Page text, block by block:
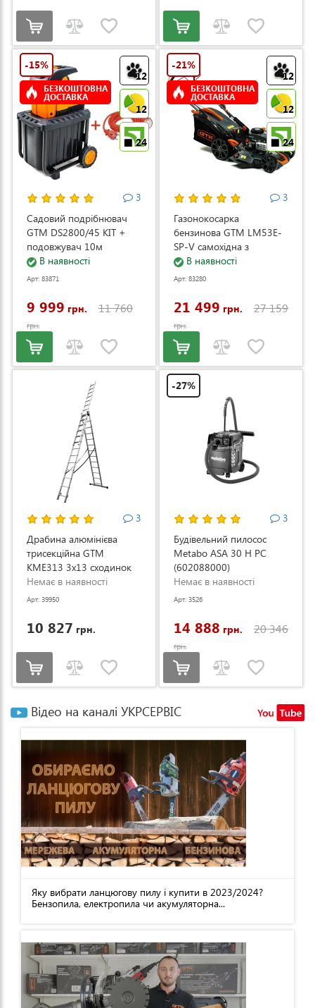
12
12
24
-15%
БЕЗКОШТОВНА
ДОСТАВКА
3
Садовий подрібнювач
GTM DS2800/45 KIT +
подовжувач 10м
(DS2800/45_KIT+ext.cord)
В наявності
Арт: 83871
9 999 грн. 11 760
грн.
12
12
24
-21%
БЕЗКОШТОВНА
ДОСТАВКА
3
Газонокосарка
бензинова GTM LM53E-
SP-V самохідна з
електростартером та
регулюванням швидкості
В наявності
Арт: 83280
21 499 грн. 27 159
грн.
3
Драбина алюмінієва
трисекційна GTM
KME313 3x13 сходинок
3.53-8.93м (KME313)
Немає в наявності
Арт: 39950
10 827 грн.
-27%
3
Будівельний пилосос
Metabo ASA 30 H PC
(602088000)
Немає в наявності
Арт: 3526
14 888 грн. 20 346
грн.
Відео на каналі УКРСЕРВІС
Яку вибрати ланцюгову пилу і купити в 2023/2024?
Бензопила, електропила чи акумуляторна...